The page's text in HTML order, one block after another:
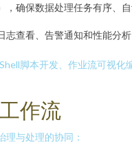
，确保数据处理任务有序、
志查看、告警通知和性能分
脚本开发、作业流可视化
作流
与处理的协同：